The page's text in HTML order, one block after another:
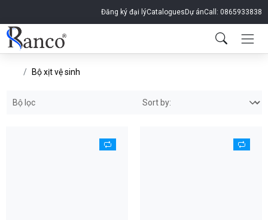
Đăng ký đại lýCatalogues Dự ánCall: 0865933838
Bộ xịt vệ sinh
Bộ lọc